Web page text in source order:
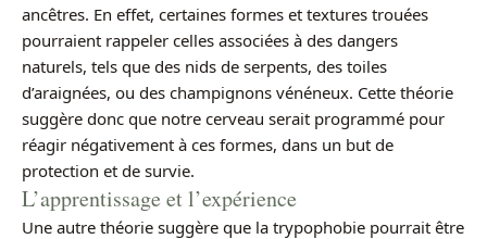
ancêtres. En effet, certaines formes et textures trouées
pourraient rappeler celles associées à des dangers
naturels, tels que des nids de serpents, des toiles
d’araignées, ou des champignons vénéneux. Cette théorie
suggère donc que notre cerveau serait programmé pour
réagir négativement à ces formes, dans un but de
protection et de survie.
L’apprentissage et l’expérience
Une autre théorie suggère que la trypophobie pourrait être